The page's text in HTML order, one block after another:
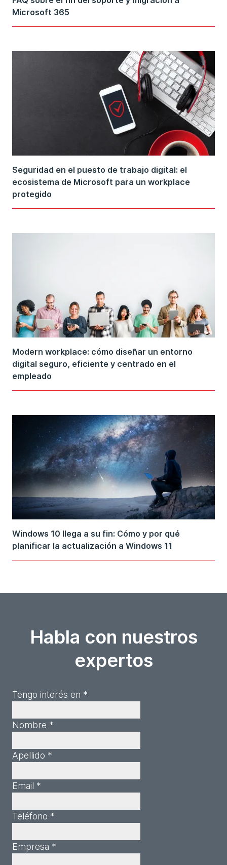
Microsoft 365
Seguridad en el puesto de trabajo digital: el
ecosistema de Microsoft para un workplace
protegido
Modern workplace: cómo diseñar un entorno
digital seguro, eficiente y centrado en el
empleado
Windows 10 llega a su fin: Cómo y por qué
planificar la actualización a Windows 11
Habla con nuestros
expertos
Tengo interés en *
Nombre *
Apellido *
Email *
Teléfono *
Empresa *